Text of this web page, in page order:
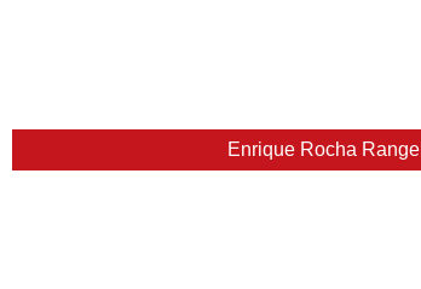
Enrique Rocha Rangel